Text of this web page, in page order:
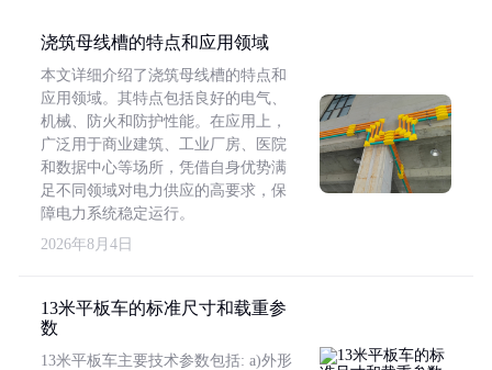
浇筑母线槽的特点和应用领域
本文详细介绍了浇筑母线槽的特点和
应用领域。其特点包括良好的电气、
机械、防火和防护性能。在应用上，
广泛用于商业建筑、工业厂房、医院
和数据中心等场所，凭借自身优势满
足不同领域对电力供应的高要求，保
障电力系统稳定运行。
2026年8月4日
13米平板车的标准尺寸和载重参
数
13米平板车主要技术参数包括: a)外形